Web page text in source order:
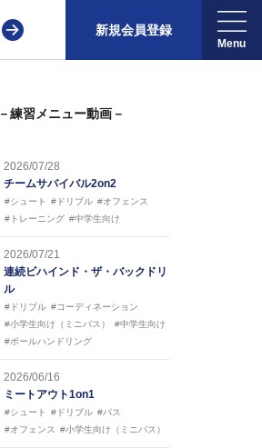
新規会員登録
－練習メニュー動画－
2026/07/28
チームサバイバル2on2
#シュート #ドリブル #オフェンス
#トレーニング #中学生向け
2026/07/21
連続ビハインド・ザ・バックドリ
ル
#ドリブル #コーディネーション
#小学生向け（ミニバス）
#中学生向け
#ボールハンドリング
2026/06/16
ミートアウト1on1
#シュート #ドリブル #パス
#オフェンス
#小学生向け（ミニバス）